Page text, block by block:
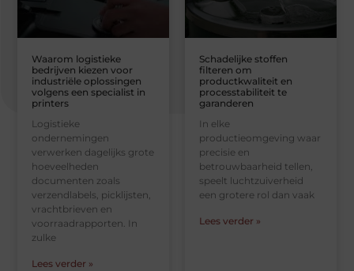
Waarom logistieke
bedrijven kiezen voor
industriële oplossingen
volgens een specialist in
printers
Logistieke
ondernemingen
verwerken dagelijks grote
hoeveelheden
documenten zoals
verzendlabels, picklijsten,
vrachtbrieven en
voorraadrapporten. In
zulke
Lees verder »
Schadelijke stoffen
filteren om
productkwaliteit en
processtabiliteit te
garanderen
In elke
productieomgeving waar
precisie en
betrouwbaarheid tellen,
speelt luchtzuiverheid
een grotere rol dan vaak
Lees verder »